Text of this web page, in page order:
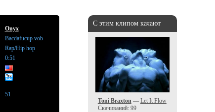
С этим клипом качают
Toni Braxton — Let It Flow
Скачиваний: 99
Onyx
Bacdafucup.vob
Rap/Hip hop
0:51
51